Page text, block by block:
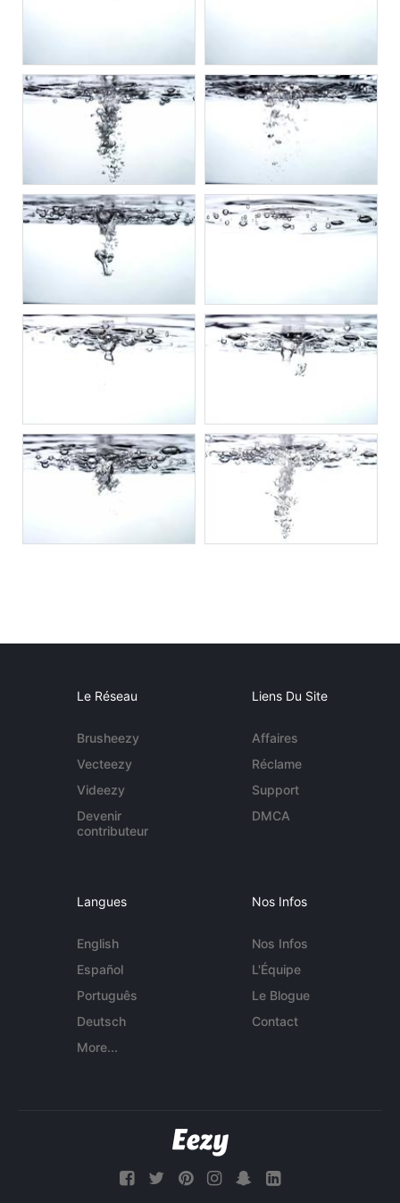
Le Réseau
Brusheezy
Vecteezy
Videezy
Devenir
contributeur
Liens Du Site
Affaires
Réclame
Support
DMCA
Langues
English
Español
Português
Deutsch
More...
Nos Infos
Nos Infos
L'Équipe
Le Blogue
Contact